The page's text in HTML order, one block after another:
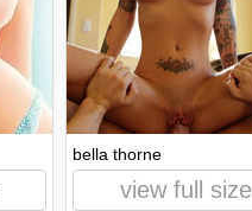
bella thorne
view full size